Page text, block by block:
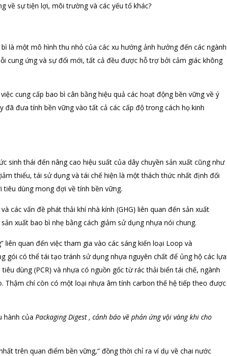
về sự tiện lợi, môi trường và các yếu tố khác?
là một mô hình thu nhỏ của các xu hướng ảnh hưởng đến các ngành
cung ứng và sự đổi mới, tất cả đều được hỗ trợ bởi cảm giác không
cung cấp bao bì cân bằng hiệu quả các hoạt động bền vững về ý
đưa tính bền vững vào tất cả các cấp độ trong cách họ kinh
sinh thái đến nâng cao hiệu suất của dây chuyền sản xuất cũng như
thiểu, tái sử dụng và tái chế hiện là một thách thức nhất định đối
dùng mong đợi về tính bền vững.
các vấn đề phát thải khí nhà kính (GHG) liên quan đến sản xuất
xuất bao bì nhẹ bằng cách giảm sử dụng nhựa nói chung.
liên quan đến việc tham gia vào các sáng kiến ​​​​loại Loop và
gói có thể tái tạo tránh sử dụng nhựa nguyên chất để ủng hộ các lựa
dùng (PCR) và nhựa có nguồn gốc từ rác thải biển tái chế, ngành
Thậm chí còn có một loại nhựa âm tính carbon thế hệ tiếp theo được
hành của Packaging Digest , cảnh báo về phản ứng vội vàng khi cho
trên quan điểm bền vững,” đồng thời chỉ ra ví dụ về chai nước